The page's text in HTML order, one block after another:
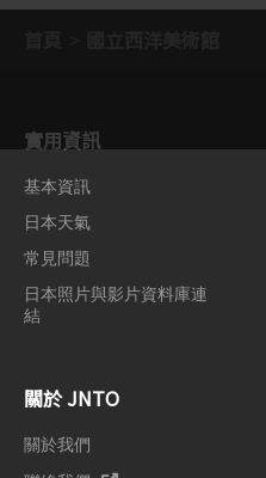
實用資訊
基本資訊
日本天氣
常見問題
日本照片與影片資料庫連
結
關於 JNTO
關於我們